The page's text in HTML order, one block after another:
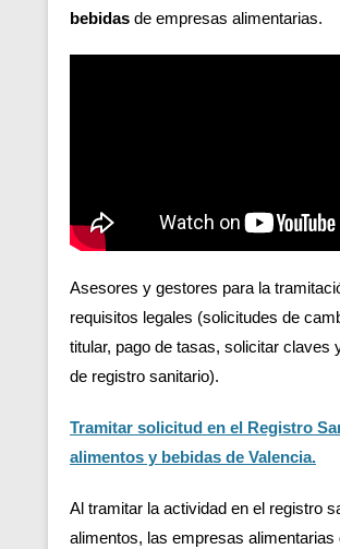
bebidas de empresas alimentarias.
Asesores y gestores para la
requisitos legales (solicitudes de
titular, pago de tasas, solicitar claves
de registro sanitario).
Tramitar solicitud en el Registro
alimentos y bebidas de Valencia.
Al tramitar la actividad en el registro
alimentos, las empresas alimentarias